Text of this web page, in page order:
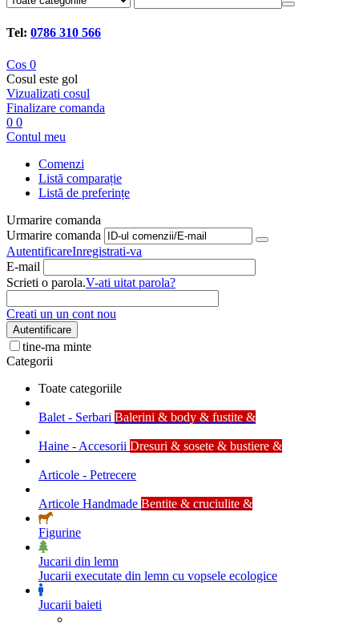
Tel: 0786 310 566
Cos 0
Cosul este gol
Vizualizati cosul
Finalizare comanda
0 0
Contul meu
Comenzi
Listă comparație
Listă de preferințe
Urmarire comanda
Urmarire comanda
AutentificareInregistrati-va
E-mail
Scrieti o parola.V-ati uitat parola?
Creati un un cont nou
Autentificare
tine-ma minte
Categorii
Toate categoriile
Balet - Serbari Balerini & body & fustite &
Haine - Accesorii Dresuri & sosete & bustiere &
Articole - Petrecere
Articole Handmade Bentite & cruciulite &
Figurine
Jucarii din lemn
Jucarii executate din lemn cu vopsele ecologice
Jucarii baieti